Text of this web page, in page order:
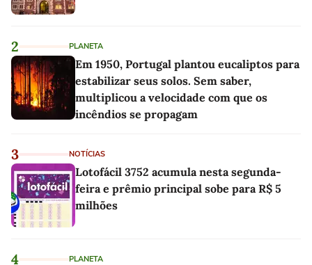
2 PLANETA
Em 1950, Portugal plantou eucaliptos para
estabilizar seus solos. Sem saber,
multiplicou a velocidade com que os
incêndios se propagam
3 NOTÍCIAS
Lotofácil 3752 acumula nesta segunda-
feira e prêmio principal sobe para R$ 5
milhões
4 PLANETA